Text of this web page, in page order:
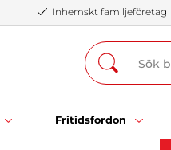
Inhemskt familjeföretag
Fritidsfordon